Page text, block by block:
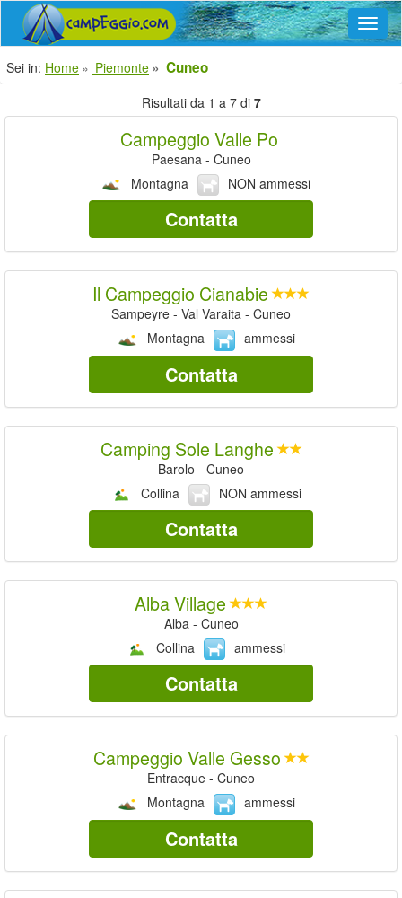
Sei in: Home Piemonte Cuneo
Risultati da 1 a 7 di 7
Campeggio Valle Po
Paesana - Cuneo
Montagna
NON ammessi
Contatta
Il Campeggio Cianabie
Sampeyre - Val Varaita - Cuneo
Montagna
ammessi
Contatta
Camping Sole Langhe
Barolo - Cuneo
Collina
NON ammessi
Contatta
Alba Village
Alba - Cuneo
Collina
ammessi
Contatta
Campeggio Valle Gesso
Entracque - Cuneo
Montagna
ammessi
Contatta